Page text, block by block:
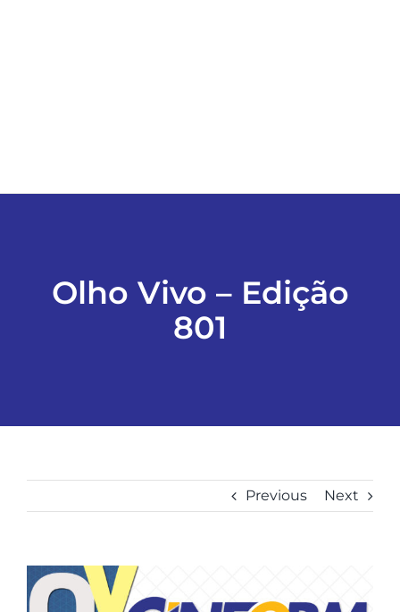
Olho Vivo – Edição
801
Previous Next
View
Larger